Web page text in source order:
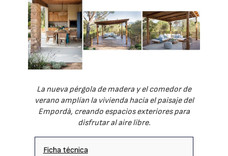
La nueva pérgola de madera y el comedor de
verano amplían la vivienda hacia el paisaje del
Empordà, creando espacios exteriores para
disfrutar al aire libre.
Ficha técnica